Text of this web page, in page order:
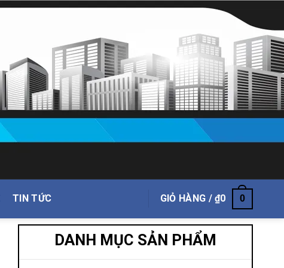
TIN TỨC GIỎ HÀNG /₫0 0
DANH MỤC SẢN PHẨM